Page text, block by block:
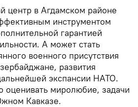
центр в Агдамском районе
инструментом
гарантией
А может стать
военного присутствия
развития
экспансии НАТО.
оценивать миролюбие, задачи
Кавказе.